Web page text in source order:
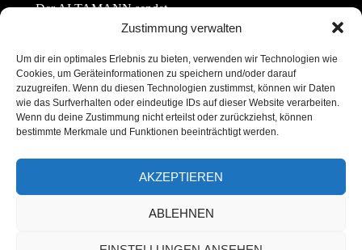
Zustimmung verwalten
Um dir ein optimales Erlebnis zu bieten, verwenden wir Technologien wie
Cookies, um Geräteinformationen zu speichern und/oder darauf
zuzugreifen. Wenn du diesen Technologien zustimmst, können wir Daten
wie das Surfverhalten oder eindeutige IDs auf dieser Website verarbeiten.
Wenn du deine Zustimmung nicht erteilst oder zurückziehst, können
bestimmte Merkmale und Funktionen beeinträchtigt werden.
AKZEPTIEREN
ABLEHNEN
Der ALTAMANN sendet
keinen Spam! Er gibt
weiter. Erfahre mehr in
unserer
Datenschutzerklärung.
Copyright © 2022 – 2025 | ALTAMANN.com